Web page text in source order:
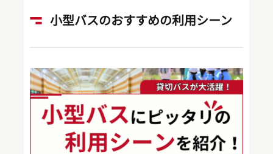
小型バスのおすすめの利用シーン